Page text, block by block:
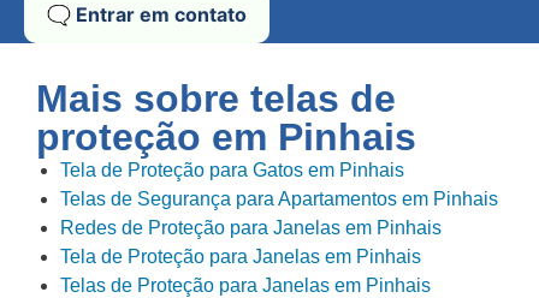
🗨️ Entrar em contato
Mais sobre telas de
proteção em Pinhais
Tela de Proteção para Gatos em Pinhais
Telas de Segurança para Apartamentos em Pinhais
Redes de Proteção para Janelas em Pinhais
Tela de Proteção para Janelas em Pinhais
Telas de Proteção para Janelas em Pinhais